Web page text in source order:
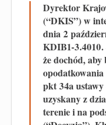
Dyrektor
(“DKIS”) w
dnia 2
KDIB1-3.4010.
że dochód, aby
pkt 34a
uzyskany z
terenie i na